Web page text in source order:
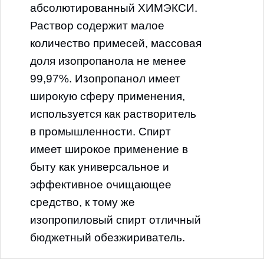
абсолютированный ХИМЭКСИ.
Раствор содержит малое
количество примесей, массовая
доля изопропанола не менее
99,97%. Изопропанол имеет
широкую сферу применения,
используется как растворитель
в промышленности. Спирт
имеет широкое применение в
быту как универсальное и
эффективное очищающее
средство, к тому же
изопропиловый спирт отличный
бюджетный обезжириватель.
Профессиональное / Бытовое
НАЗНАЧЕНИЕ:
ФОРМА ВЫПУСКА:
ЦВЕТ Бесцветный
ОБЪЁМ: 5л
СРОК ГОДНОСТИ:
Скачать сертификат
Канистра 5л
Вес нетто: 5л
Габариты ШxВxД:
187х270х135 мм
Артикул: 16003